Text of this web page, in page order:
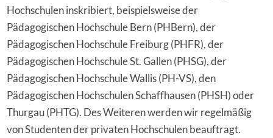
Hochschulen inskribiert, beispielsweise der
Pädagogischen Hochschule Bern (PHBern), der
Pädagogischen Hochschule Freiburg (PHFR), der
Pädagogischen Hochschule St. Gallen (PHSG), der
Pädagogischen Hochschule Wallis (PH-VS), den
Pädagogischen Hochschulen Schaffhausen (PHSH) oder
Thurgau (PHTG). Des Weiteren werden wir regelmäßig
von Studenten der privaten Hochschulen beauftragt.